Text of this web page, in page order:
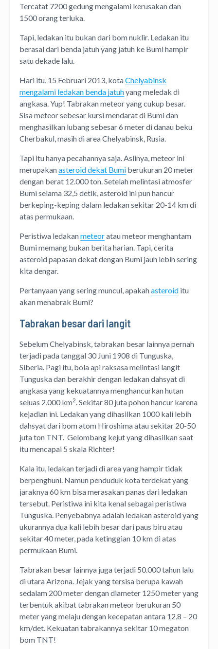
Tercatat 7200 gedung mengalami kerusakan dan
1500 orang terluka.
Tapi, ledakan itu bukan dari bom nuklir. Ledakan itu
berasal dari benda jatuh yang jatuh ke Bumi hampir
satu dekade lalu.
Hari itu, 15 Februari 2013, kotaChelyabinsk
mengalami ledakan benda jatuhyang meledak di
angkasa. Yup! Tabrakan meteor yang cukup besar.
Sisa meteor sebesar kursi mendarat di Bumi dan
menghasilkan lubang sebesar 6 meter di danau beku
Cherbakul, masih di area Chelyabinsk, Rusia.
Tapi itu hanya pecahannya saja. Aslinya, meteor ini
merupakanasteroid dekat Bumi berukuran 20 meter
dengan berat 12.000 ton. Setelah melintasi atmosfer
Bumi selama 32,5 detik, asteroid ini pun hancur
berkeping-keping dalam ledakan sekitar 20-14 km di
atas permukaan.
Peristiwa ledakanmeteoratau meteor menghantam
Bumi memang bukan berita harian. Tapi, cerita
asteroid papasan dekat dengan Bumi jauh lebih sering
kita dengar.
Pertanyaan yang sering muncul, apakahasteroid itu
akan menabrak Bumi?
Tabrakan besar dari langit
Sebelum Chelyabinsk, tabrakan besar lainnya pernah
terjadi pada tanggal 30 Juni 1908 di Tunguska,
Siberia. Pagi itu, bola api raksasa melintasi langit
Tunguska dan berakhir dengan ledakan dahsyat di
angkasa yang kekuatannya menghancurkan hutan
seluas 2,000 km2. Sekitar 80 juta pohon hancur karena
kejadian ini. Ledakan yang dihasilkan 1000 kali lebih
dahsyat dari bom atom Hiroshima atau sekitar 20-50
juta ton TNT. Gelombang kejut yang dihasilkan saat
itu mencapai 5 skala Richter!
Kala itu, ledakan terjadi di area yang hampir tidak
berpenghuni. Namun penduduk kota terdekat yang
jaraknya 60 km bisa merasakan panas dari ledakan
tersebut. Peristiwa ini kita kenal sebagai peristiwa
Tunguska. Penyebabnya adalah ledakan asteroid yang
ukurannya dua kali lebih besar dari paus biru atau
sekitar 40 meter, pada ketinggian 10 km di atas
permukaan Bumi.
Tabrakan besar lainnya juga terjadi 50.000 tahun lalu
di utara Arizona. Jejak yang tersisa berupa kawah
sedalam 200 meter dengan diameter 1250 meter yang
terbentuk akibat tabrakan meteor berukuran 50
meter yang melaju dengan kecepatan antara 12,8 – 20
km/det. Kekuatan tabrakannya sekitar 10 megaton
bom TNT!